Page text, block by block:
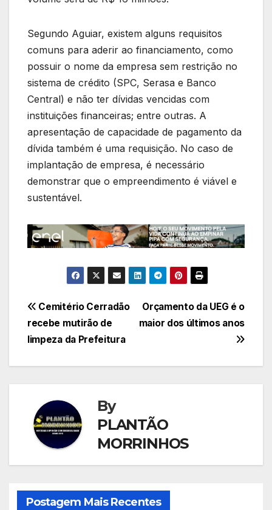
Segundo Aguiar, existem alguns requisitos
comuns para aderir ao financiamento, como
possuir o nome da empresa sem restrição no
sistema de crédito (SPC, Serasa e Banco
Central) e não ter dívidas vencidas com
instituições financeiras; entre outras. A
apresentação de capacidade de pagamento da
dívida também é uma requisição. No caso de
implantação de empresa, é necessário
demonstrar que o empreendimento é viável e
sustentável.
Navegação
de
Post
Orçamento da UEG é o
maior dos últimos anos
Cemitério Cerradão
recebe mutirão de
limpeza da Prefeitura
By
PLANTÃO
MORRINHOS
Postagem Mais Recentes